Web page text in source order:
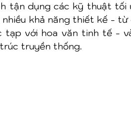
tận dụng các kỹ thuật
nhiều khả năng thiết kế -
tạp với hoa văn tinh tế -
truyền thống.